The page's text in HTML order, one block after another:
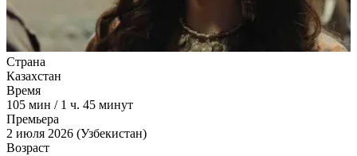
Страна
Казахстан
Время
105 мин / 1 ч. 45 минут
Премьера
2 июля 2026 (Узбекистан)
Возраст